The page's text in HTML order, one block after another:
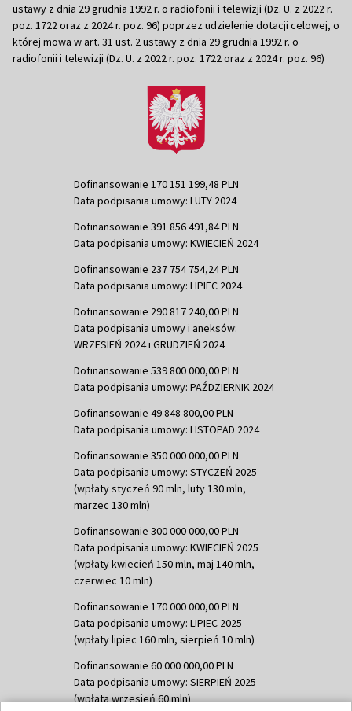
ustawy z dnia 29 grudnia 1992 r. o radiofonii i telewizji (Dz. U. z 2022 r.
poz. 1722 oraz z 2024 r. poz. 96) poprzez udzielenie dotacji celowej, o
której mowa w art. 31 ust. 2 ustawy z dnia 29 grudnia 1992 r. o
radiofonii i telewizji (Dz. U. z 2022 r. poz. 1722 oraz z 2024 r. poz. 96)
Dofinansowanie 170 151 199,48 PLN
Data podpisania umowy: LUTY 2024
Dofinansowanie 391 856 491,84 PLN
Data podpisania umowy: KWIECIEŃ 2024
Dofinansowanie 237 754 754,24 PLN
Data podpisania umowy: LIPIEC 2024
Dofinansowanie 290 817 240,00 PLN
Data podpisania umowy i aneksów:
WRZESIEŃ 2024 i GRUDZIEŃ 2024
Dofinansowanie 539 800 000,00 PLN
Data podpisania umowy: PAŹDZIERNIK 2024
Dofinansowanie 49 848 800,00 PLN
Data podpisania umowy: LISTOPAD 2024
Dofinansowanie 350 000 000,00 PLN
Data podpisania umowy: STYCZEŃ 2025
(wpłaty styczeń 90 mln, luty 130 mln,
marzec 130 mln)
Dofinansowanie 300 000 000,00 PLN
Data podpisania umowy: KWIECIEŃ 2025
(wpłaty kwiecień 150 mln, maj 140 mln,
czerwiec 10 mln)
Dofinansowanie 170 000 000,00 PLN
Data podpisania umowy: LIPIEC 2025
(wpłaty lipiec 160 mln, sierpień 10 mln)
Dofinansowanie 60 000 000,00 PLN
Data podpisania umowy: SIERPIEŃ 2025
(wpłata wrzesień 60 mln)